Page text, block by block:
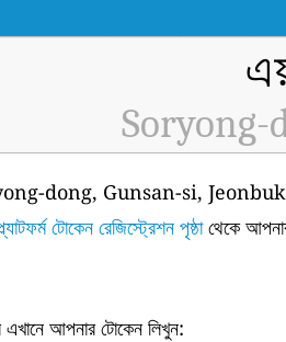
Soryong-
dong, Gunsan-si, Jeonbuk (ID:
টোকেন রেজিস্ট্রেশন পৃষ্ঠাথেকে
এখানে আপনার টোকেন লিখুন: